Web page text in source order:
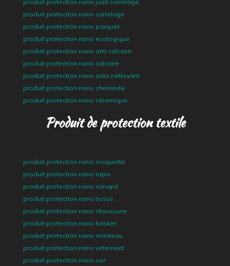
produit protection nano joint carrelage
produit protection nano carrelage
produit protection nano parquet
produit protection nano ecologique
produit protection nano anti calcaire
produit protection nano calcaire
produit protection nano auto nettoyant
produit protection nano cheminée
produit protection nano céramique
Produit de protection textile
produit protection nano moquette
produit protection nano tapis
produit protection nano canapé
produit protection nano tissus
produit protection nano chaussure
produit protection nano basket
produit protection nano manteau
produit protection nano vetement
produit protection nano cuir